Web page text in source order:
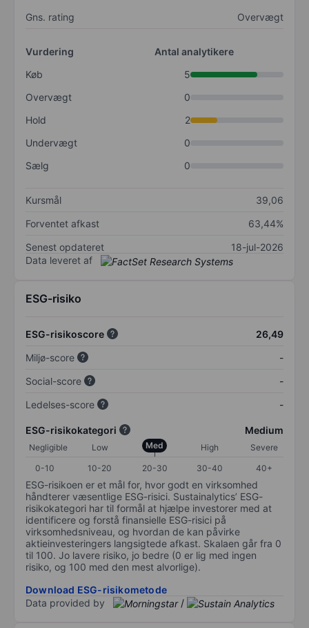
Gns. rating Overvægt
Vurdering
Antal analytikere
Køb
5
Overvægt
0
Hold
2
Undervægt
0
Sælg
0
Kursmål
39,06
Forventet afkast
63,44%
Senest opdateret
18-jul-2026
Data leveret af
ESG-risiko
ESG-risikoscore
26,49
Miljø-score
-
Social-score
-
Ledelses-score
-
ESG-risikokategori Medium
Negligible Low Med High
Severe
0-10
10-20 20-30 30-40 40+
ESG-risikoen er et mål for, hvor godt en virksomhed
håndterer væsentlige ESG-risici. Sustainalytics’ ESG-
risikokategori har til formål at hjælpe investorer med at
identificere og forstå finansielle ESG-risici på
virksomhedsniveau, og hvordan de kan påvirke
aktieinvesteringers langsigtede afkast. Skalaen går fra 0
til 100. Jo lavere risiko, jo bedre (0 er lig med ingen
risiko, og 100 med den mest alvorlige).
Download ESG-risikometode
Data provided by
/